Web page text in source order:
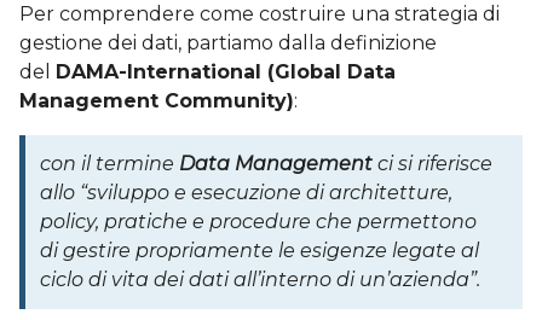
Per comprendere come costruire una strategia di
gestione dei dati, partiamo dalla definizione
del DAMA-International (Global Data
Management Community):
con il termine Data Management ci si riferisce
allo “sviluppo e esecuzione di architetture,
policy, pratiche e procedure che permettono
di gestire propriamente le esigenze legate al
ciclo di vita dei dati all’interno di un’azienda”.